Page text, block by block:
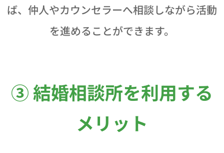
ば、仲人やカウンセラーへ相談しながら活動
を進めることができます。
③ 結婚相談所を利用する
メリット